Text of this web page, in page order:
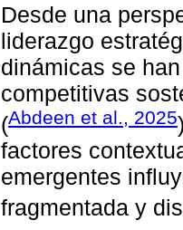
Desde una
liderazgo
dinámicas se
competitivas
(Abdeen et al., 2025
factores
emergentes
fragmentada y